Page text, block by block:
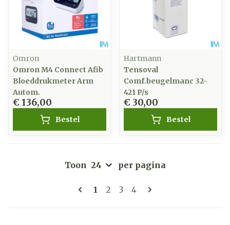
Omron
Omron M4 Connect Afib
Bloeddrukmeter Arm
Autom.
€ 136,00
Bestel
Hartmann
Tensoval
Comf.beugelmanc 32-
421 P/s
€ 30,00
Bestel
Pagina's
U lees momenteel pagina
1 Pagina
2 Pagina
3 Pagina
4
Toon per pagina